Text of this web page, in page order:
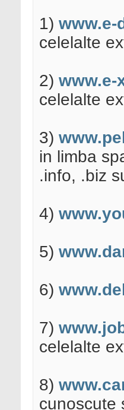
1) www.e-
celelalte
2) www.e-
celelalte
3)
in limba
.info, .biz
4)
5)
6)
7)
celelalte
8)
cunoscute